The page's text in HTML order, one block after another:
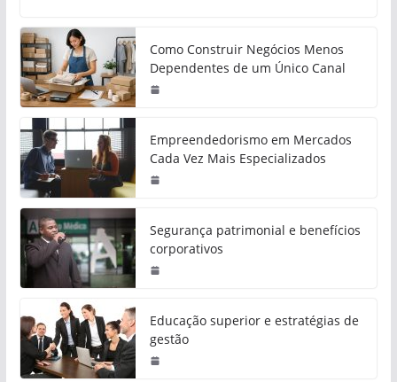
Como Construir Negócios Menos
Dependentes de um Único Canal
Empreendedorismo em Mercados
Cada Vez Mais Especializados
Segurança patrimonial e benefícios
corporativos
Educação superior e estratégias de
gestão